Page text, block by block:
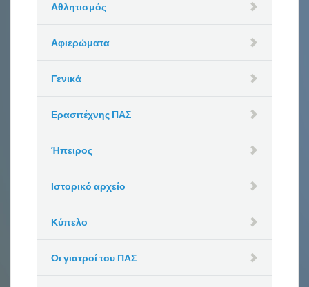
Αθλητισμός
Αφιερώματα
Γενικά
Ερασιτέχνης ΠΑΣ
Ήπειρος
Ιστορικό αρχείο
Κύπελο
Οι γιατροί του ΠΑΣ